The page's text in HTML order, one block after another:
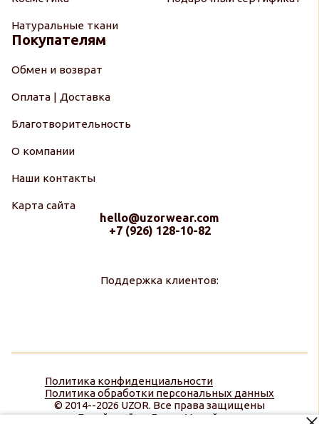
Натуральные ткани
Покупателям
Обмен и возврат
Оплата | Доставка
Благотворительность
О компании
Наши контакты
Карта сайта
hello@uzorwear.com
+7 (926) 128-10-82
Поддержка клиентов:
Политика конфиденциальности
Политика обработки персональных данных
© 2014--2026 UZOR. Все права защищены
Дизайн сайта:Диана Меняйлова